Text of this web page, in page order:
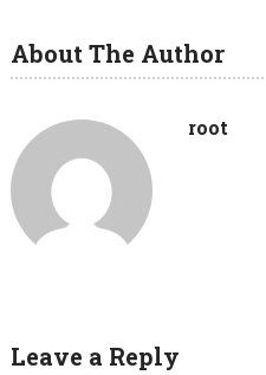
About The Author
root
Leave a Reply